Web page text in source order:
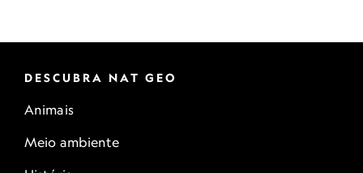
DESCUBRA NAT GEO
Animais
Meio ambiente